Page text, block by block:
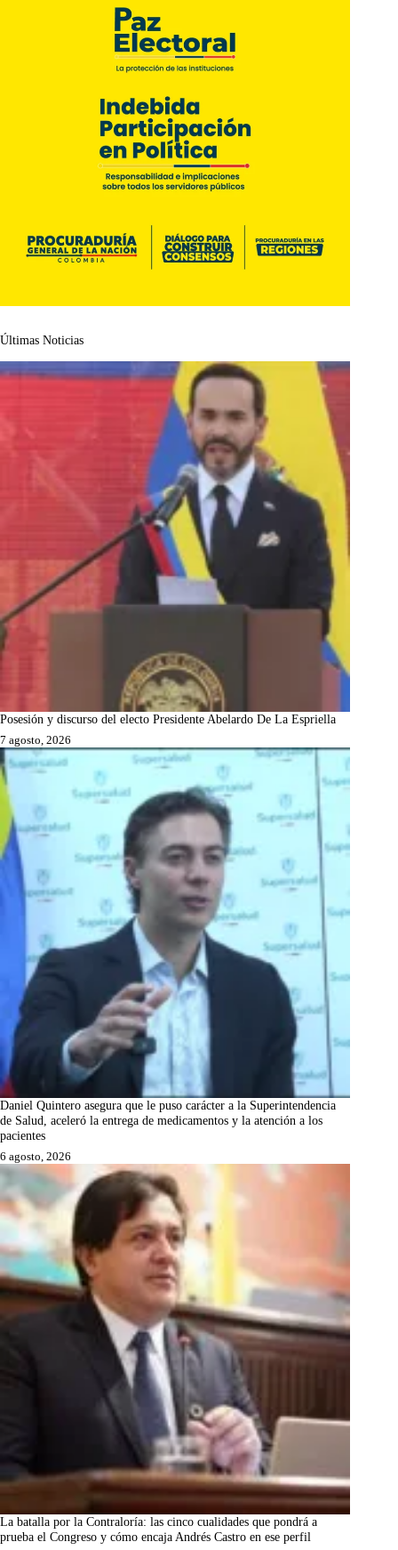
Últimas Noticias
Posesión y discurso del electo Presidente Abelardo De La Espriella
7 agosto, 2026
Daniel Quintero asegura que le puso carácter a la Superintendencia
de Salud, aceleró la entrega de medicamentos y la atención a los
pacientes
6 agosto, 2026
La batalla por la Contraloría: las cinco cualidades que pondrá a
prueba el Congreso y cómo encaja Andrés Castro en ese perfil